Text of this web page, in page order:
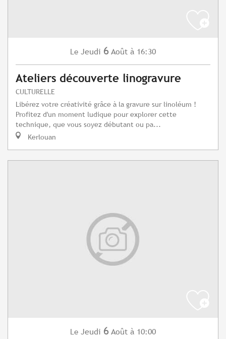
Le Jeudi 6 Août à 16:30
Ateliers découverte linogravure
CULTURELLE
Libérez votre créativité grâce à la gravure sur linoléum !
Profitez d'un moment ludique pour explorer cette
technique, que vous soyez débutant ou pa...
Kerlouan
Le Jeudi 6 Août à 10:00